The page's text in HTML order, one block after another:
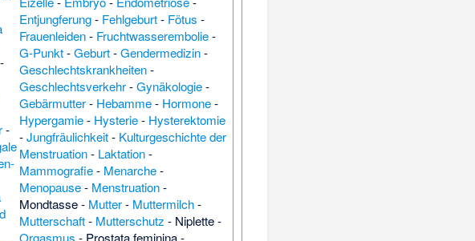
-
-
Entjungferung- Fehlgeburt- Fötus -
Frauenleiden- Fruchtwasserembolie-
G-Punkt-Geburt-Gendermedizin-
Geschlechtskrankheiten-
Geschlechtsverkehr-Gynäkologie-
Gebärmutter- Hebamme- Hormone-
Hypergamie- Hysterie- Hysterektomie
-Jungfräulichkeit- Kulturgeschichte der
Menstruation- Laktation-
Mammografie- Menarche-
Menopause- Menstruation-
Mondtasse- Mutter- Muttermilch-
Mutterschaft- Mutterschutz - Niplette-